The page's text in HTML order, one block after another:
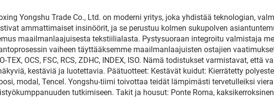
Yongshu Trade Co., Ltd. on moderni yritys, joka yhdistää teknologian,
ammattimaiset insinöörit, ja se perustuu kolmen sukupolven
maailmanlaajuisesta tekstiilialasta. Pystysuoraan integroitu valmistaja
vaiheen täyttääksemme maailmanlaajuisten ostajien
TEX, OCS, FSC, RCS, ZDHC, INDEX, ISO. Nämä todistukset varmistavat, että
kestäviä ja luotettavia. Päätuotteet: Kestävät kuidut: Kierrätetty
modal, Tencel. Yongshu-tiimi toivottaa teidät lämpimästi tervetulleiksi
tutkimiseen. Takit ja housut: Ponte Roma,